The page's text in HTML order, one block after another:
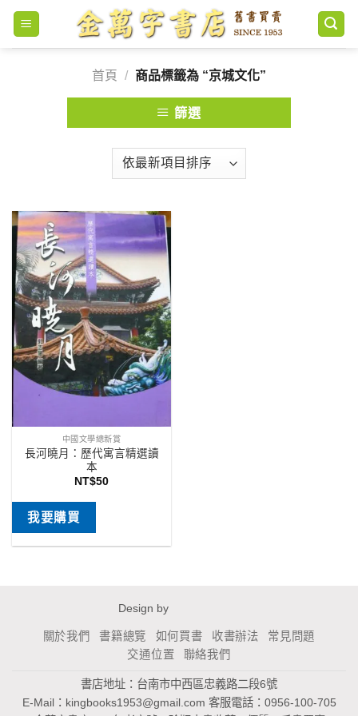
Skip
content
首頁
/ 商品標籤為 “京城文化”
篩選
中國文學總新賞
長河曉月：歷代寓言精選讀
本
NT$50
我要購買
Design by
關於我們 書籍總覽 如何買書 收書辦法
常見問題
交通位置
聯絡我們
書店地址：台南市中西區忠義路二段6號
E-Mail： kingbooks1953@gmail.com 客服電話：0956-100-705